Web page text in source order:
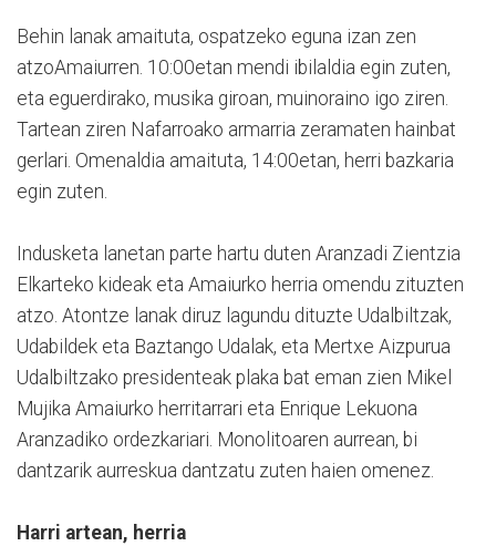
Behin lanak amaituta, ospatzeko eguna izan zen
atzoAmaiurren. 10:00etan mendi ibilaldia egin zuten,
eta eguerdirako, musika giroan, muinoraino igo ziren.
Tartean ziren Nafarroako armarria zeramaten hainbat
gerlari. Omenaldia amaituta, 14:00etan, herri bazkaria
egin zuten.
Indusketa lanetan parte hartu duten Aranzadi Zientzia
Elkarteko kideak eta Amaiurko herria omendu zituzten
atzo. Atontze lanak diruz lagundu dituzte Udalbiltzak,
Udabildek eta Baztango Udalak, eta Mertxe Aizpurua
Udalbiltzako presidenteak plaka bat eman zien Mikel
Mujika Amaiurko herritarrari eta Enrique Lekuona
Aranzadiko ordezkariari. Monolitoaren aurrean, bi
dantzarik aurreskua dantzatu zuten haien omenez.
Harri artean, herria